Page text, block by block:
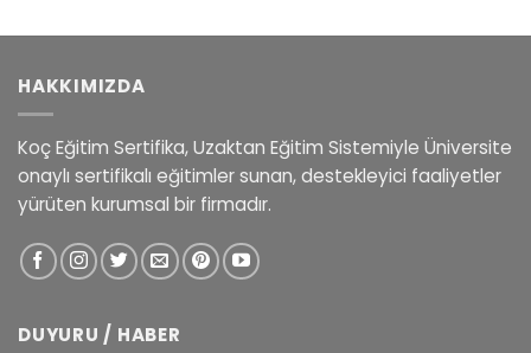
HAKKIMIZDA
Koç Eğitim Sertifika, Uzaktan Eğitim Sistemiyle Üniversite
onaylı sertifikalı eğitimler sunan, destekleyici faaliyetler
yürüten kurumsal bir firmadır.
DUYURU / HABER